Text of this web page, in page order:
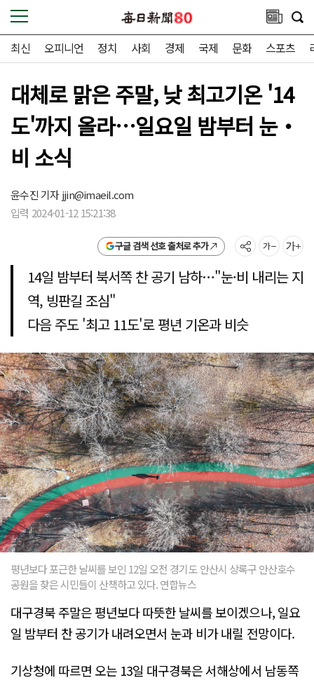
최신 오피니언 정치 사회 경제 국제 문화 스포츠
대체로 맑은 주말, 낮 최고기온 '14
도'까지 올라…일요일 밤부터 눈‧
비 소식
윤수진 기자jjin@imaeil.com
입력 2024-01-12 15:21:38
구글 검색 선호 출처로 추가
14일 밤부터 북서쪽 찬 공기 남하…"눈·비 내리는 지
역, 빙판길 조심"
다음 주도 '최고 11도'로 평년 기온과 비슷
평년보다 포근한 날씨를 보인 12일 오전 경기도 안산시 상록구 안산호수
공원을 찾은 시민들이 산책하고 있다. 연합뉴스
대구경북 주말은 평년보다 따뜻한 날씨를 보이겠으나, 일요
일 밤부터 찬 공기가 내려오면서 눈과 비가 내릴 전망이다.
기상청에 따르면 오는 13일 대구경북은 서해상에서 남동쪽